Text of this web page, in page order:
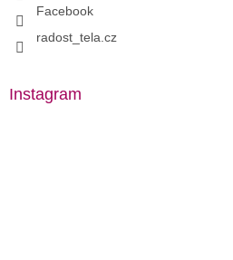
Facebook
radost_tela.cz
Instagram